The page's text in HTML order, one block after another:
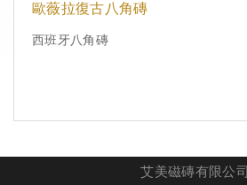
歐薇拉復古八角磚
西班牙八角磚
艾美磁磚有限公司